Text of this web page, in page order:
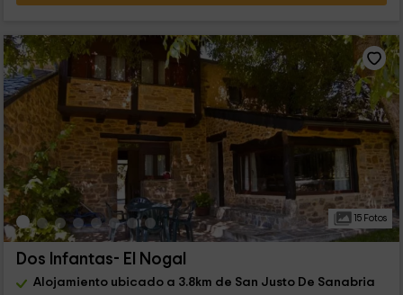
15 Fotos
Dos Infantas- El Nogal
Alojamiento ubicado a 3.8km de San Justo De Sanabria